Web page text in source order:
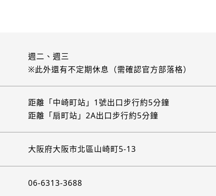
週二、週三
※此外還有不定期休息（需確認官方部落格）
距離「中崎町站」1號出口步行約5分鐘
距離「扇町站」2A出口步行約5分鐘
大阪府大阪市北區山崎町5-13
06-6313-3688